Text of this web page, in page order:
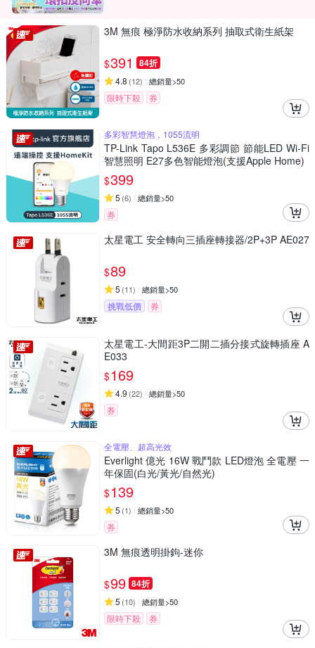
3M 無痕 極淨防水收納系列 抽取式衛生紙架
$391 84折
4.8 (12) 總銷量>50
限時下殺 券
多彩智慧燈泡，1055流明
TP-Link Tapo L536E 多彩調節 節能LED Wi-Fi
智慧照明 E27多色智能燈泡(支援Apple Home)
$399
5 (6) 總銷量>50
券
太星電工 安全轉向三插座轉接器/2P+3P AE027
$89
5 (11) 總銷量>50
挑戰低價 券
太星電工-大間距3P二開二插分接式旋轉插座 A
E033
$169
4.9 (22) 總銷量>50
券
全電壓、超高光效
Everlight 億光 16W 戰鬥款 LED燈泡 全電壓 一
年保固(白光/黃光/自然光)
$139
5 (1) 總銷量>50
券
3M 無痕透明掛鉤-迷你
$99 84折
5 (10) 總銷量>50
限時下殺 券